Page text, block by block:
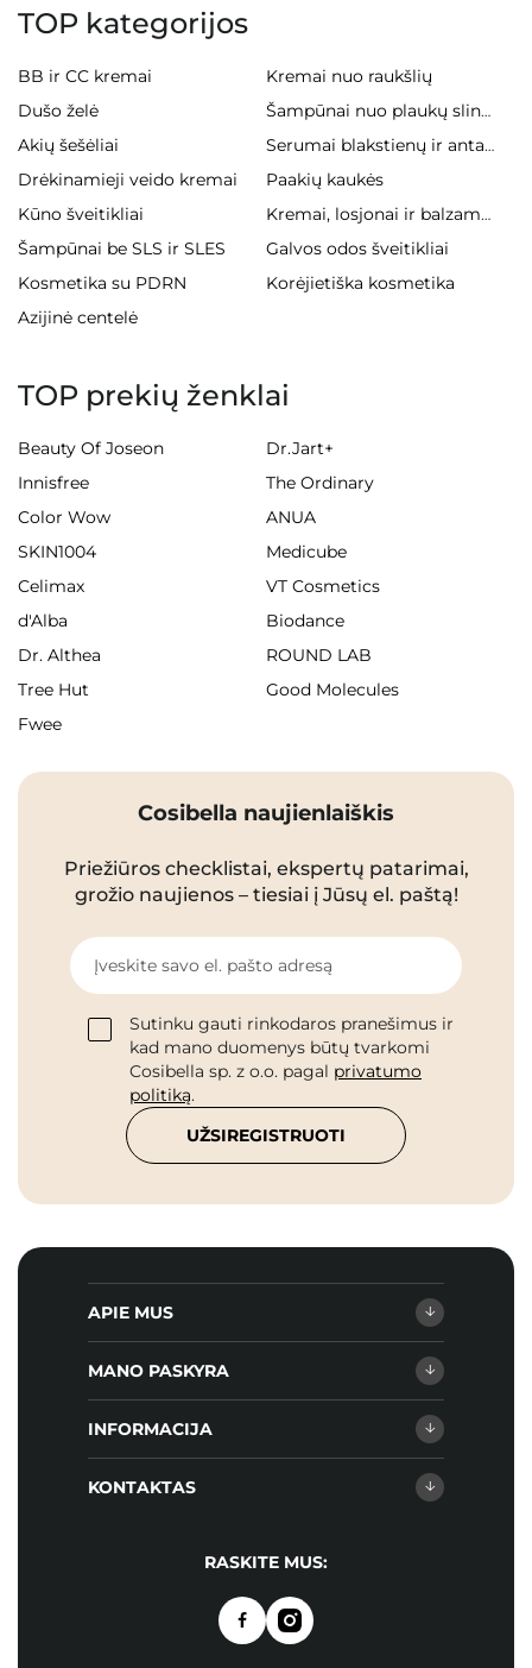
TOP kategorijos
BB ir CC kremai
Kremai nuo raukšlių
Dušo želė
Šampūnai nuo plaukų slinkimo
Akių šešėliai Serumai blakstienų ir antakiams
Drėkinamieji veido kremai
Paakių kaukės
Kūno šveitikliai
Kremai, losjonai ir balzamai kūnui
Šampūnai be SLS ir SLES
Galvos odos šveitikliai
Kosmetika su PDRN
Korėjietiška kosmetika
Azijinė centelė
TOP prekių ženklai
Beauty Of Joseon
Dr.Jart+
Innisfree
The Ordinary
Color Wow
ANUA
SKIN1004
Medicube
Celimax
VT Cosmetics
d'Alba
Biodance
Dr. Althea
ROUND LAB
Tree Hut
Good Molecules
Fwee
Cosibella naujienlaiškis
Priežiūros checklistai, ekspertų patarimai,
grožio naujienos – tiesiai į Jūsų el. paštą!
Įveskite savo el. pašto adresą
Sutinku gauti rinkodaros pranešimus ir
kad mano duomenys būtų tvarkomi
Cosibella sp. z o.o. pagal privatumo
politiką.
UŽSIREGISTRUOTI
APIE MUS
MANO PASKYRA
INFORMACIJA
KONTAKTAS
RASKITE MUS: